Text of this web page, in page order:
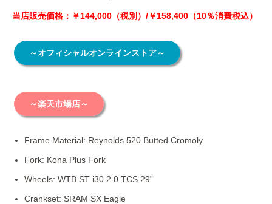
当店販売価格：￥144,000（税別）/￥158,400（10％消費税込）
～オフィシャルオンラインストア～
～楽天市場店～
Frame Material: Reynolds 520 Butted Cromoly
Fork: Kona Plus Fork
Wheels: WTB ST i30 2.0 TCS 29”
Crankset: SRAM SX Eagle